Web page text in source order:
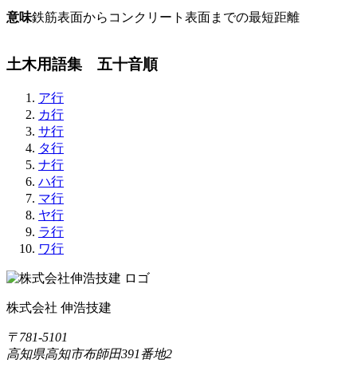
意味鉄筋表面からコンクリート表面までの最短距離
土木用語集 五十音順
ア行
カ行
サ行
タ行
ナ行
ハ行
マ行
ヤ行
ラ行
ワ行
株式会社 伸浩技建
〒781-5101
高知県高知市布師田391番地2